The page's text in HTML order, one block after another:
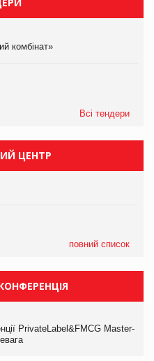
комбінат»
Всі тендери
ЦЕНТР
повний список
PrivateLabel&FMCG Master-